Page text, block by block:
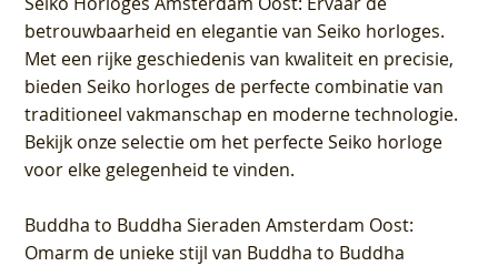
betrouwbaarheid en elegantie van Seiko horloges.
Met een rijke geschiedenis van kwaliteit en precisie,
bieden Seiko horloges de perfecte combinatie van
traditioneel vakmanschap en moderne technologie.
Bekijk onze selectie om het perfecte Seiko horloge
voor elke gelegenheid te vinden.
Buddha to Buddha Sieraden Amsterdam Oost:
Omarm de unieke stijl van Buddha to Buddha